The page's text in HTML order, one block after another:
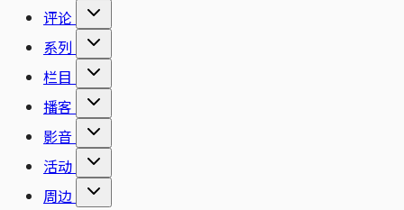
评论
系列
栏目
播客
影音
活动
周边